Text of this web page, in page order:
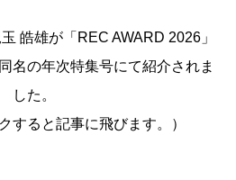
皓雄が「REC AWARD 2026」
名の年次特集号にて紹介されま
した。
すると記事に飛びます。）